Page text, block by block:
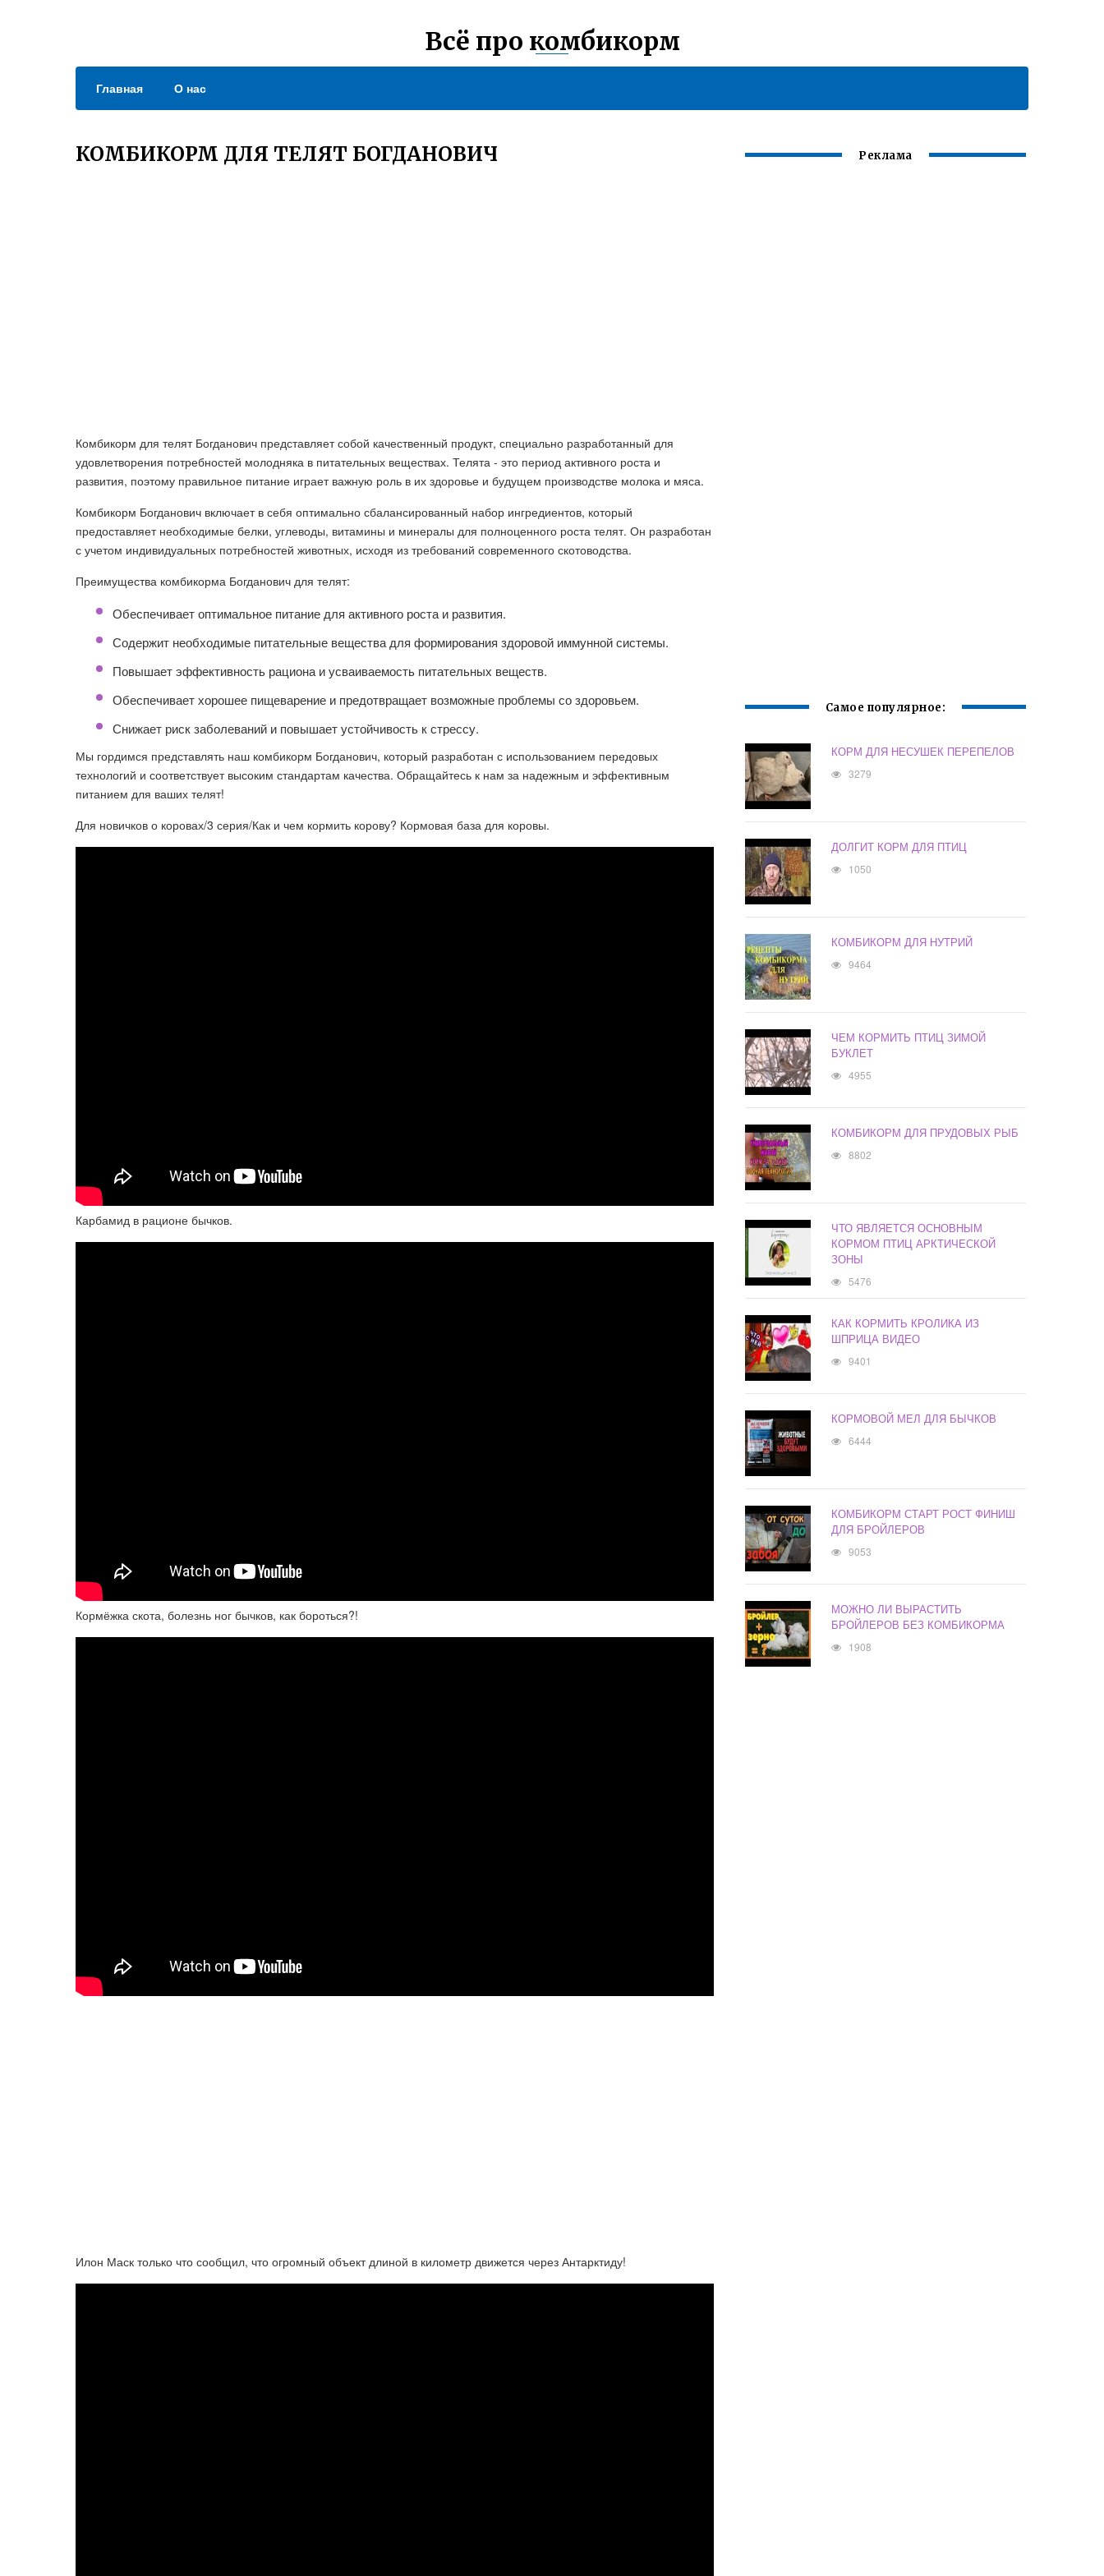
Всё про комбикорм
Главная О нас
КОМБИКОРМ ДЛЯ ТЕЛЯТ БОГДАНОВИЧ
Комбикорм для телят Богданович представляет собой качественный продукт, специально разработанный для
удовлетворения потребностей молодняка в питательных веществах. Телята - это период активного роста и
развития, поэтому правильное питание играет важную роль в их здоровье и будущем производстве молока и мяса.
Комбикорм Богданович включает в себя оптимально сбалансированный набор ингредиентов, который
предоставляет необходимые белки, углеводы, витамины и минералы для полноценного роста телят. Он разработан
с учетом индивидуальных потребностей животных, исходя из требований современного скотоводства.
Преимущества комбикорма Богданович для телят:
Обеспечивает оптимальное питание для активного роста и развития.
Содержит необходимые питательные вещества для формирования здоровой иммунной системы.
Повышает эффективность рациона и усваиваемость питательных веществ.
Обеспечивает хорошее пищеварение и предотвращает возможные проблемы со здоровьем.
Снижает риск заболеваний и повышает устойчивость к стрессу.
Мы гордимся представлять наш комбикорм Богданович, который разработан с использованием передовых
технологий и соответствует высоким стандартам качества. Обращайтесь к нам за надежным и эффективным
питанием для ваших телят!
Для новичков о коровах/3 серия/Как и чем кормить корову? Кормовая база для коровы.
Карбамид в рационе бычков.
Кормёжка скота, болезнь ног бычков, как бороться?!
Илон Маск только что сообщил, что огромный объект длиной в километр движется через Антарктиду!
Реклама
Самое популярное:
КОРМ ДЛЯ НЕСУШЕК ПЕРЕПЕЛОВ
3279
ДОЛГИТ КОРМ ДЛЯ ПТИЦ
1050
КОМБИКОРМ ДЛЯ НУТРИЙ
9464
ЧЕМ КОРМИТЬ ПТИЦ ЗИМОЙ
БУКЛЕТ
4955
КОМБИКОРМ ДЛЯ ПРУДОВЫХ РЫБ
8802
ЧТО ЯВЛЯЕТСЯ ОСНОВНЫМ
КОРМОМ ПТИЦ АРКТИЧЕСКОЙ
ЗОНЫ
5476
КАК КОРМИТЬ КРОЛИКА ИЗ
ШПРИЦА ВИДЕО
9401
КОРМОВОЙ МЕЛ ДЛЯ БЫЧКОВ
6444
КОМБИКОРМ СТАРТ РОСТ ФИНИШ
ДЛЯ БРОЙЛЕРОВ
9053
МОЖНО ЛИ ВЫРАСТИТЬ
БРОЙЛЕРОВ БЕЗ КОМБИКОРМА
1908